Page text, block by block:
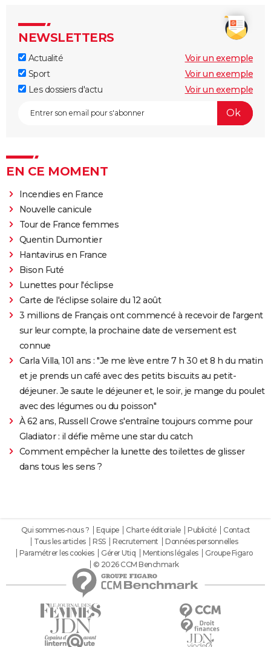
NEWSLETTERS
Actualité
Voir un exemple
Sport
Voir un exemple
Les dossiers d'actu
Voir un exemple
EN CE MOMENT
Incendies en France
Nouvelle canicule
Tour de France femmes
Quentin Dumontier
Hantavirus en France
Bison Futé
Lunettes pour l'éclipse
Carte de l'éclipse solaire du 12 août
3 millions de Français ont commencé à recevoir de l'argent
sur leur compte, la prochaine date de versement est
connue
Carla Villa, 101 ans : "Je me lève entre 7 h 30 et 8 h du matin
et je prends un café avec des petits biscuits au petit-
déjeuner. Je saute le déjeuner et, le soir, je mange du poulet
avec des légumes ou du poisson"
À 62 ans, Russell Crowe s'entraîne toujours comme pour
Gladiator : il défie même une star du catch
Comment empêcher la lunette des toilettes de glisser
dans tous les sens ?
Qui sommes-nous ? Equipe Charte éditoriale Publicité
Contact
Tous les articles
RSS Recrutement
Données personnelles
Paramétrer les cookies
Gérer Utiq Mentions légales
Groupe Figaro
© 2026 CCM Benchmark